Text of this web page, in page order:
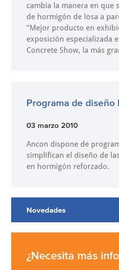
cambia la manera en que
de hormigón de losa a
"Mejor producto en
exposición especializada
Concrete Show, la más
Programa de diseño
03 marzo 2010
Ancon dispone de
simplifican el diseño de
en hormigón reforzado.
Novedades
¿Necesita más